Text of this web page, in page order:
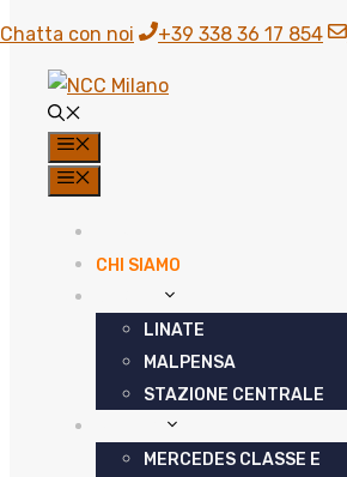
Chatta con noi +39 338 36 17 854
CHI SIAMO
LINATE
MALPENSA
STAZIONE CENTRALE
MERCEDES CLASSE E